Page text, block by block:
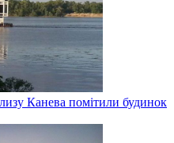
Канева помітили будинок